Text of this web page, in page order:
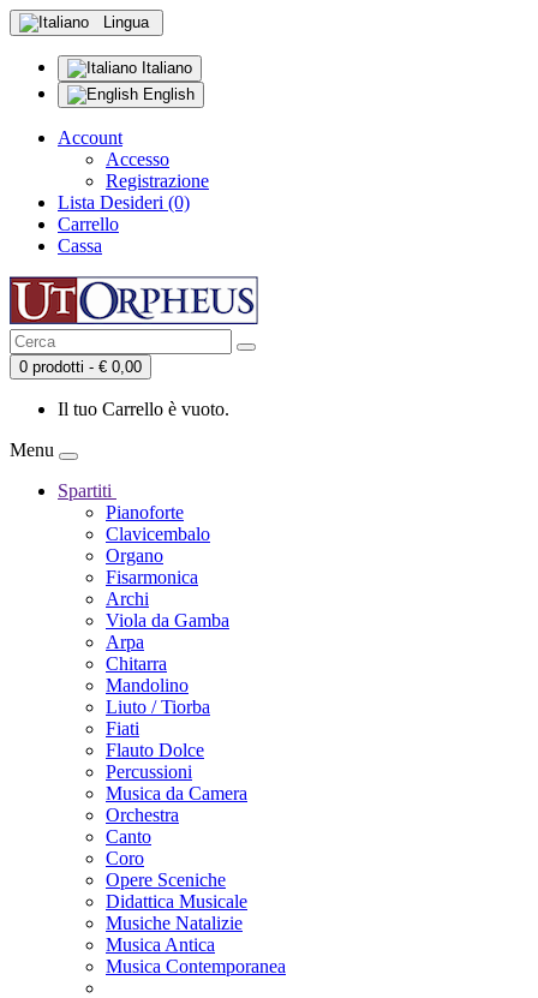
Lingua
Italiano
English
Account
Accesso
Registrazione
Lista Desideri (0)
Carrello
Cassa
0 prodotti - € 0,00
Il tuo Carrello è vuoto.
Menu
Spartiti
Pianoforte
Clavicembalo
Organo
Fisarmonica
Archi
Viola da Gamba
Arpa
Chitarra
Mandolino
Liuto / Tiorba
Fiati
Flauto Dolce
Percussioni
Musica da Camera
Orchestra
Canto
Coro
Opere Sceniche
Didattica Musicale
Musiche Natalizie
Musica Antica
Musica Contemporanea